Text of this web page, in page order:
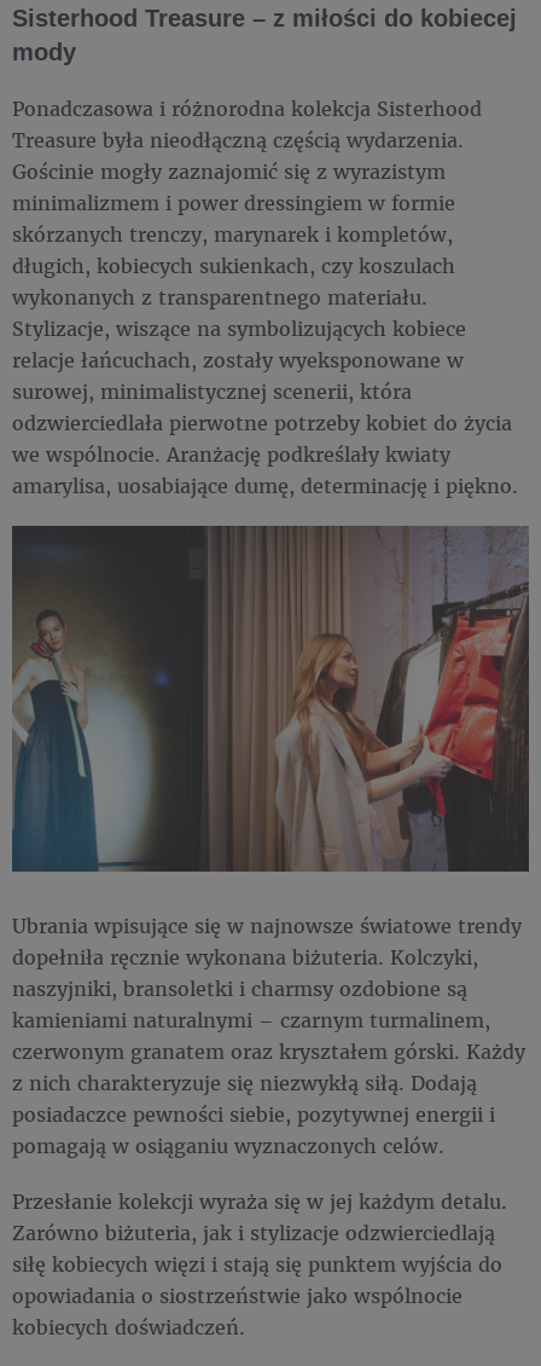
Sisterhood Treasure – z miłości do kobiecej
mody
Ponadczasowa i różnorodna kolekcja Sisterhood
Treasure była nieodłączną częścią wydarzenia.
Gościnie mogły zaznajomić się z wyrazistym
minimalizmem i power dressingiem w formie
skórzanych trenczy, marynarek i kompletów,
długich, kobiecych sukienkach, czy koszulach
wykonanych z transparentnego materiału.
Stylizacje, wiszące na symbolizujących kobiece
relacje łańcuchach, zostały wyeksponowane w
surowej, minimalistycznej scenerii, która
odzwierciedlała pierwotne potrzeby kobiet do życia
we wspólnocie. Aranżację podkreślały kwiaty
amarylisa, uosabiające dumę, determinację i piękno.
Ubrania wpisujące się w najnowsze światowe trendy
dopełniła ręcznie wykonana biżuteria. Kolczyki,
naszyjniki, bransoletki i charmsy ozdobione są
kamieniami naturalnymi – czarnym turmalinem,
czerwonym granatem oraz kryształem górski. Każdy
z nich charakteryzuje się niezwykłą siłą. Dodają
posiadaczce pewności siebie, pozytywnej energii i
pomagają w osiąganiu wyznaczonych celów.
Przesłanie kolekcji wyraża się w jej każdym detalu.
Zarówno biżuteria, jak i stylizacje odzwierciedlają
siłę kobiecych więzi i stają się punktem wyjścia do
opowiadania o siostrzeństwie jako wspólnocie
kobiecych doświadczeń.